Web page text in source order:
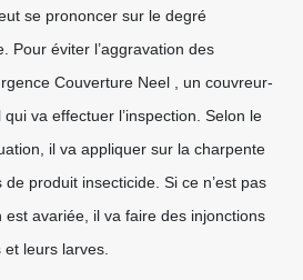
se prononcer sur le degré
Pour éviter l’aggravation des
Couverture Neel , un couvreur-
va effectuer l’inspection. Selon le
il va appliquer sur la charpente
produit insecticide. Si ce n’est pas
est avariée, il va faire des injonctions
leurs larves.